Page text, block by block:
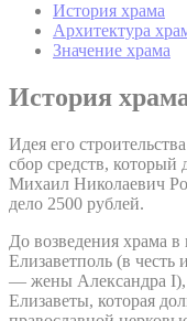
История храма
Архитектура
Значение храма
История
Идея его
сбор средств, который
Михаил Николаевич
дело 2500 рублей.
До возведения храма
Елизаветполь (в
— жены Александра I),
Елизаветы, которая